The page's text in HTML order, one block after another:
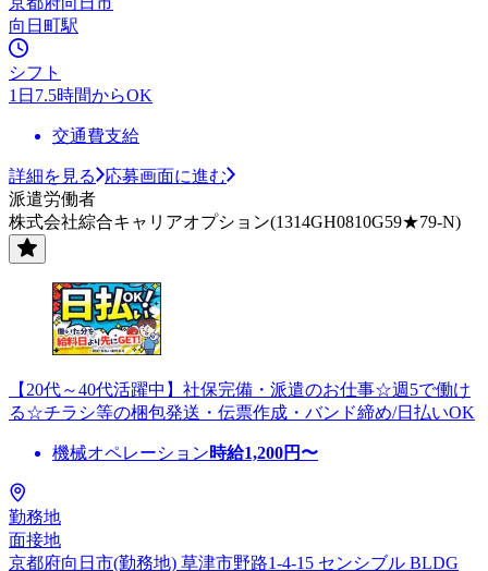
向日町駅
シフト
1日7.5時間からOK
交通費支給
詳細を見る
応募画面に進む
派遣労働者
株式会社綜合キャリアオプション(1314GH0810G59★79-N)
【20代～40代活躍中】社保完備・派遣のお仕事☆週5で働け
る☆チラシ等の梱包発送・伝票作成・バンド締め/日払いOK
機械オペレーション時給1,200円〜
勤務地
面接地
京都府向日市(勤務地) 草津市野路1-4-15 センシブル BLDG